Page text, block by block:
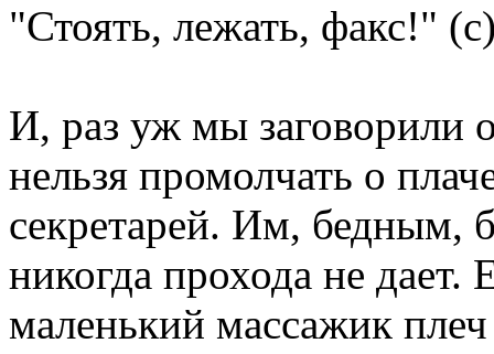
"Стоять, лежать, факс!"
И, раз уж мы заговорили
нельзя промолчать о
секретарей. Им, бедным,
никогда прохода не
маленький массажик